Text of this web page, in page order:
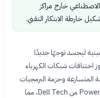
خارج مراكز
خارطة الابتكار التقني.
ليجسد توجهًا جديدًا
اختناقات شبكات الكهرباء
المتسارعة وحزمة البرمجيات
من Nvidia Corp، ويشمل خوادم PowerEdge من Dell Tech، مما